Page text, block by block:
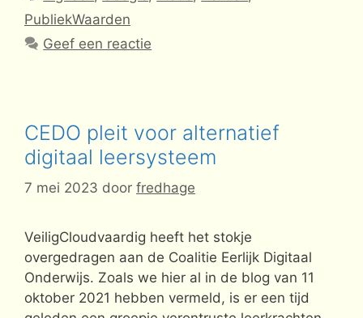
PubliekWaarden
Geef een reactie
CEDO pleit voor alternatief
digitaal leersysteem
7 mei 2023 door fredhage
VeiligCloudvaardig heeft het stokje
overgedragen aan de Coalitie Eerlijk Digitaal
Onderwijs. Zoals we hier al in de blog van 11
oktober 2021 hebben vermeld, is er een tijd